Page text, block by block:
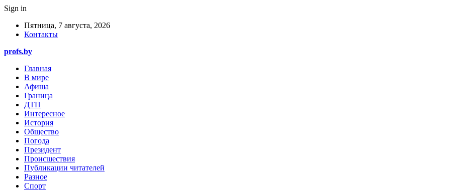
Sign in
Пятница, 7 августа, 2026
Контакты
profs.by
Главная
В мире
Афиша
Граница
ДТП
Интересное
История
Общество
Погода
Президент
Происшествия
Публикации читателей
Разное
Спорт